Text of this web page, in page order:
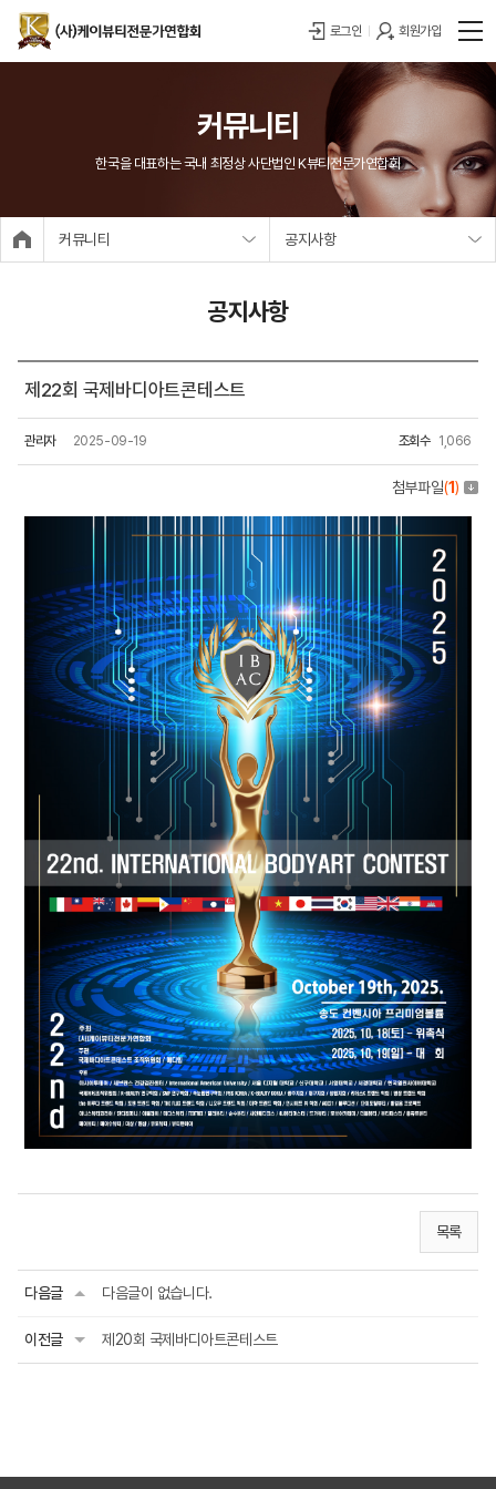
로그인 회원가입
커뮤니티
한국을 대표하는 국내 최정상 사단법인 K뷰티전문가연합회
커뮤니티 공지사항
공지사항
제22회 국제바디아트콘테스트
관리자 2025-09-19 조회수 1,066
첨부파일(1)
목록
다음글 다음글이 없습니다.
이전글 제20회 국제바디아트콘테스트